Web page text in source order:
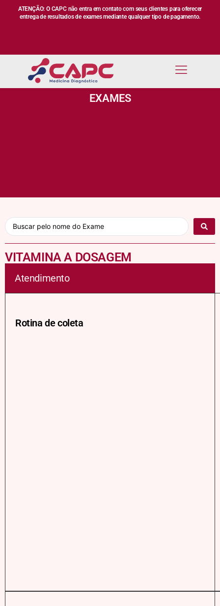
ATENÇÃO: O CAPC não entra em contato com seus clientes para oferecer
entrega de resultados de exames mediante qualquer tipo de pagamento.
EXAMES
VITAMINA A DOSAGEM
Atendimento
Rotina de coleta